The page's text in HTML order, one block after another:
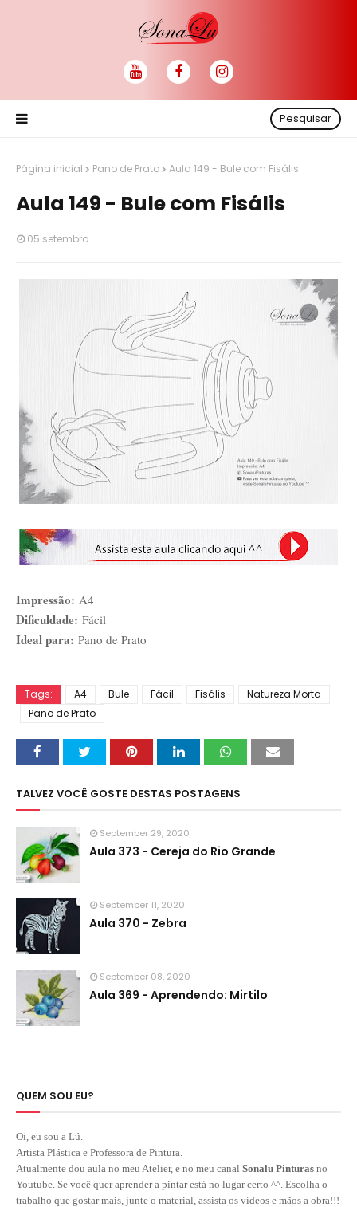
Pesquisar
Página inicial Pano de Prato Aula 149 - Bule com Fisális
Aula 149 - Bule com Fisális
05 setembro
Impressão: A4
Dificuldade: Fácil
Ideal para: Pano de Prato
Tags: A4 Bule Fácil Fisális
Natureza Morta
Pano de Prato
TALVEZ VOCÊ GOSTE DESTAS POSTAGENS
September 29, 2020
Aula 373 - Cereja do Rio Grande
September 11, 2020
Aula 370 - Zebra
September 08, 2020
Aula 369 - Aprendendo: Mirtilo
QUEM SOU EU?
Oi, eu sou a Lú.
Artista Plástica e Professora de Pintura.
Atualmente dou aula no meu Atelier, e no meu canal Sonalu Pinturas no
Youtube. Se você quer aprender a pintar está no lugar certo ^^. Escolha o
trabalho que gostar mais, junte o material, assista os vídeos e mãos a obra!!!